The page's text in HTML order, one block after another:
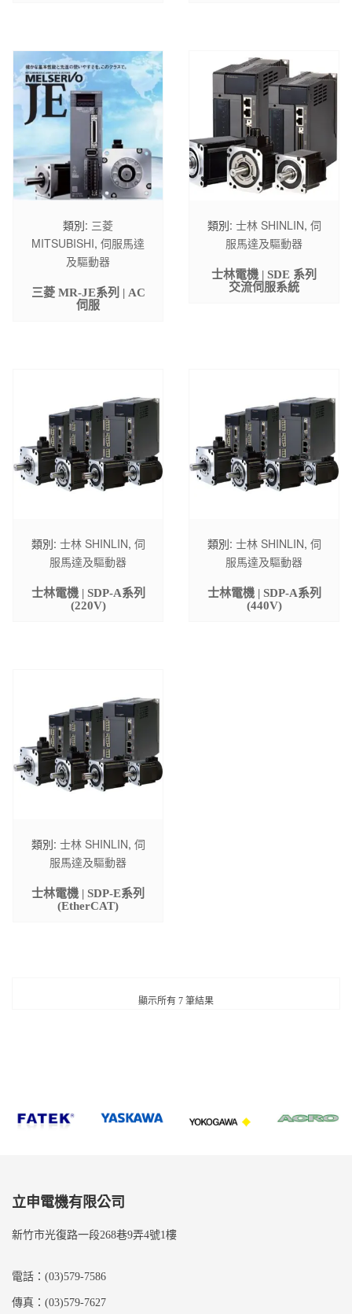
類別: 三菱
MITSUBISHI, 伺服馬達
及驅動器
三菱 MR-JE系列 | AC
伺服
類別: 士林 SHINLIN, 伺
服馬達及驅動器
士林電機 | SDE 系列
交流伺服系統
類別: 士林 SHINLIN, 伺
服馬達及驅動器
士林電機 | SDP-A系列
(220V)
類別: 士林 SHINLIN, 伺
服馬達及驅動器
士林電機 | SDP-A系列
(440V)
類別: 士林 SHINLIN, 伺
服馬達及驅動器
士林電機 | SDP-E系列
(EtherCAT)
顯示所有 7 筆結果
立申電機有限公司
新竹市光復路一段268巷9弄4號1樓
電話：(03)579-7586
傳真：(03)579-7627